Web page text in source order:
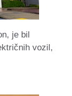
je bil
vozil,